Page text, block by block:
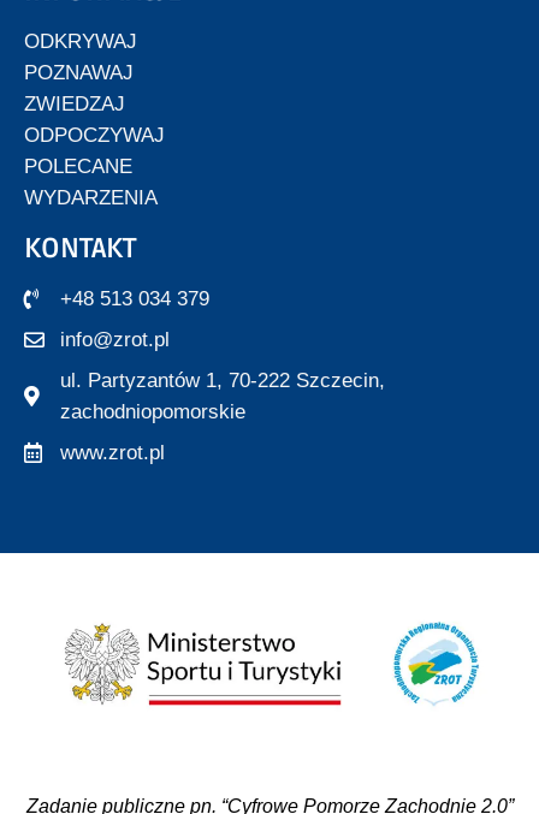
ODKRYWAJ
POZNAWAJ
ZWIEDZAJ
ODPOCZYWAJ
POLECANE
WYDARZENIA
KONTAKT
+48 513 034 379
info@zrot.pl
ul. Partyzantów 1, 70-222 Szczecin,
zachodniopomorskie
www.zrot.pl
Zadanie publiczne pn. “Cyfrowe Pomorze Zachodnie 2.0”